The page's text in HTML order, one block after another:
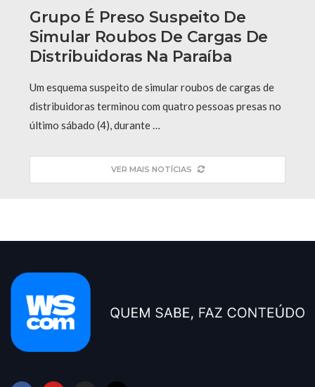
Grupo É Preso Suspeito De
Simular Roubos De Cargas De
Distribuidoras Na Paraíba
Um esquema suspeito de simular roubos de cargas de
distribuidoras terminou com quatro pessoas presas no
último sábado (4), durante …
VER MAIS NOTÍCIAS